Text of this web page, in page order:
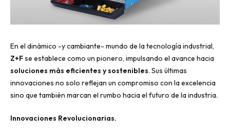
En el dinámico -y cambiante- mundo de la tecnología industrial,
Z+Fse establece como un pionero, impulsando el avance hacia
soluciones más eficientes y sostenibles. Sus últimas
innovaciones no solo reflejan un compromiso con la excelencia
sino que también marcan el rumbo hacia el futuro de la industria.
Innovaciones Revolucionarias.